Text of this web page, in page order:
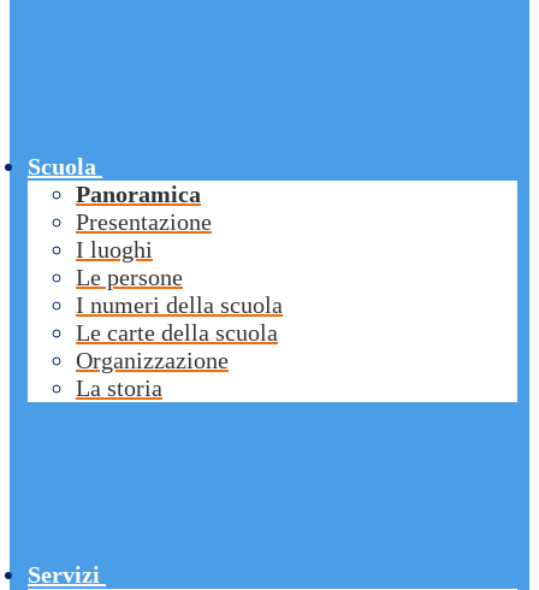
Scuola
Panoramica
Presentazione
I luoghi
Le persone
I numeri della scuola
Le carte della scuola
Organizzazione
La storia
Servizi